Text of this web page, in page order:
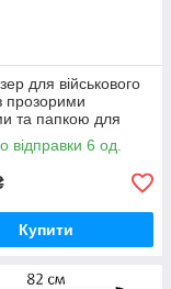
для військового
прозорими
та папкою для
Варіант 3 Стохід
відправки 6 од.
Купити